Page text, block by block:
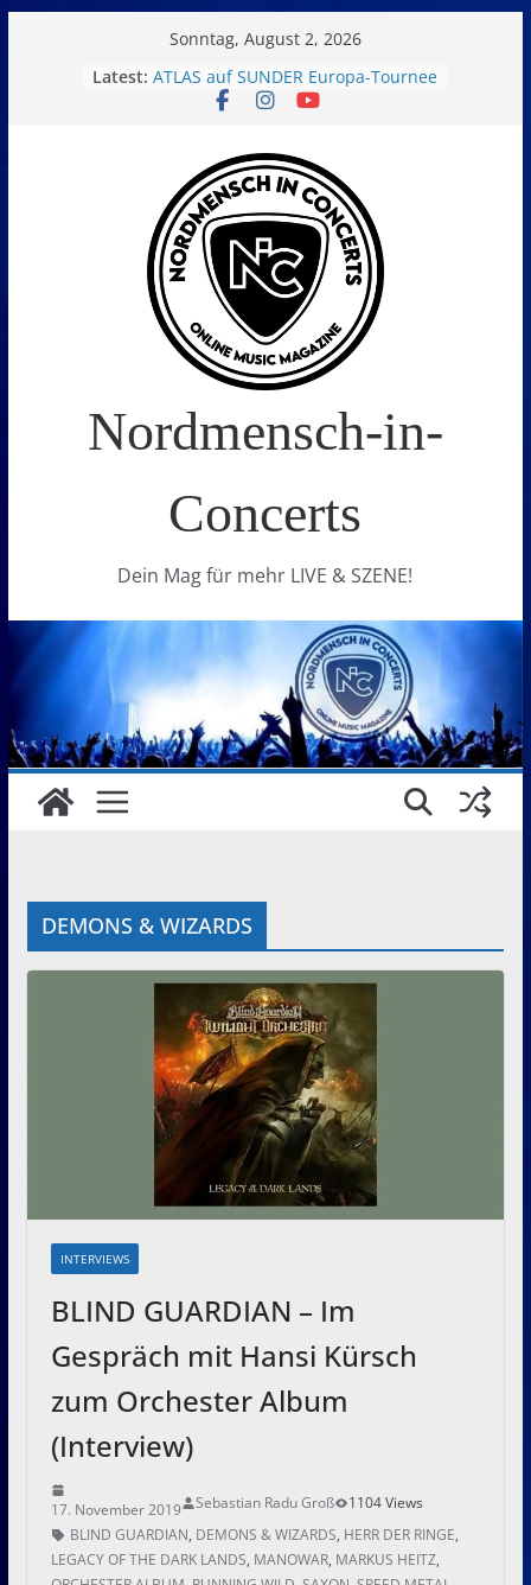
Sonntag, August 2, 2026
Latest: ATLAS auf SUNDER Europa-Tournee
Oelde Open Air 2026
Metal und Camping in
Freißenbüttel (Ausverkauft!)
FEED THE SICKNESS im Interview
I Prevail – Violent Nature Europe
Tour
Nordmensch-in-
Concerts
Dein Mag für mehr LIVE & SZENE!
DEMONS & WIZARDS
INTERVIEWS
BLIND GUARDIAN – Im
Gespräch mit Hansi Kürsch
zum Orchester Album
(Interview)
17. November 2019 Sebastian Radu Groß
1104 Views
BLIND GUARDIAN, DEMONS & WIZARDS, HERR DER RINGE,
LEGACY OF THE DARK LANDS, MANOWAR, MARKUS HEITZ,